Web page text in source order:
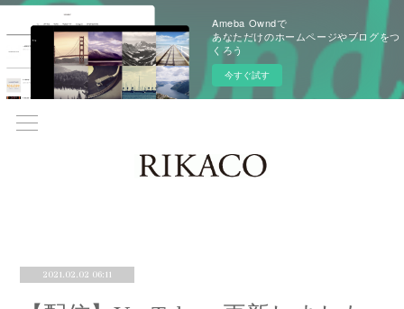
Ameba Owndで
あなただけのホームページやブログをつ
くろう
今すぐ試す
2021.02.02 06:11